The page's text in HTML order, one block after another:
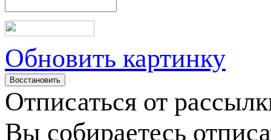
Обновить картинку
Отписаться от
Вы собираетесь